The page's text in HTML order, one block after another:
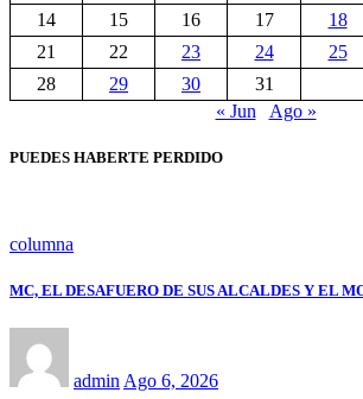
14
15 16 17 18
21
22 23 24 25
28
29 30
31
« Jun
Ago »
PUEDES HABERTE PERDIDO
columna
MC, EL DESAFUERO DE SUS ALCALDES Y EL
admin Ago 6, 2026